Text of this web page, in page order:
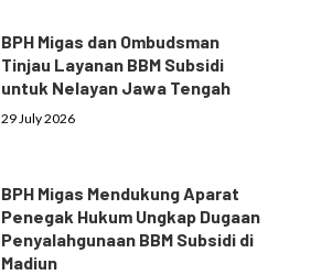
BPH Migas dan Ombudsman
Tinjau Layanan BBM Subsidi
untuk Nelayan Jawa Tengah
29 July 2026
BPH Migas Mendukung Aparat
Penegak Hukum Ungkap Dugaan
Penyalahgunaan BBM Subsidi di
Madiun